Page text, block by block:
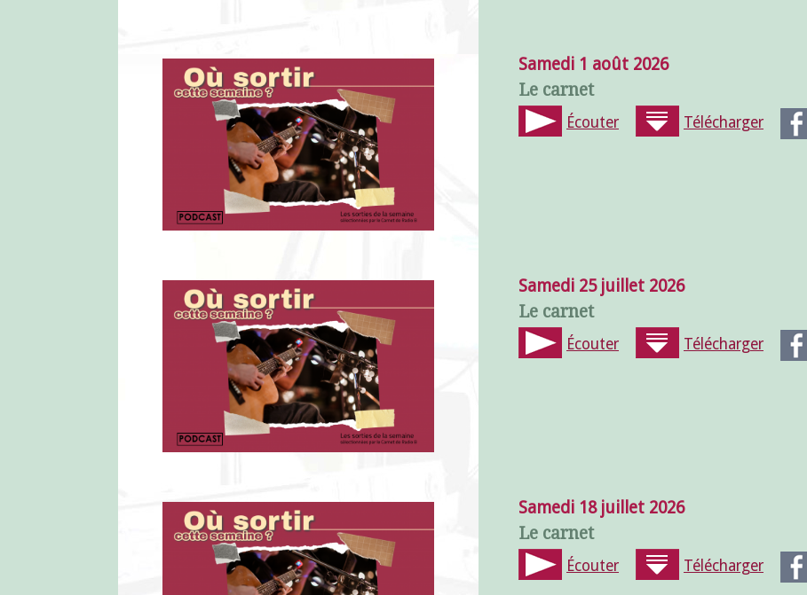
Samedi 1 août 2026
Le carnet
Écouter Télécharger
Samedi 25 juillet 2026
Le carnet
Écouter Télécharger
Samedi 18 juillet 2026
Le carnet
Écouter Télécharger